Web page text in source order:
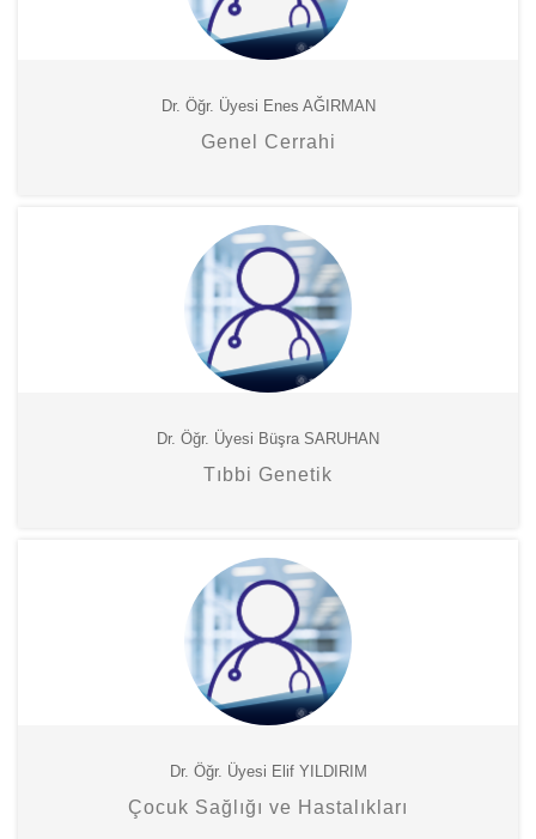
Dr. Öğr. Üyesi Enes AĞIRMAN
Genel Cerrahi
Dr. Öğr. Üyesi Büşra SARUHAN
Tıbbi Genetik
Dr. Öğr. Üyesi Elif YILDIRIM
Çocuk Sağlığı ve Hastalıkları